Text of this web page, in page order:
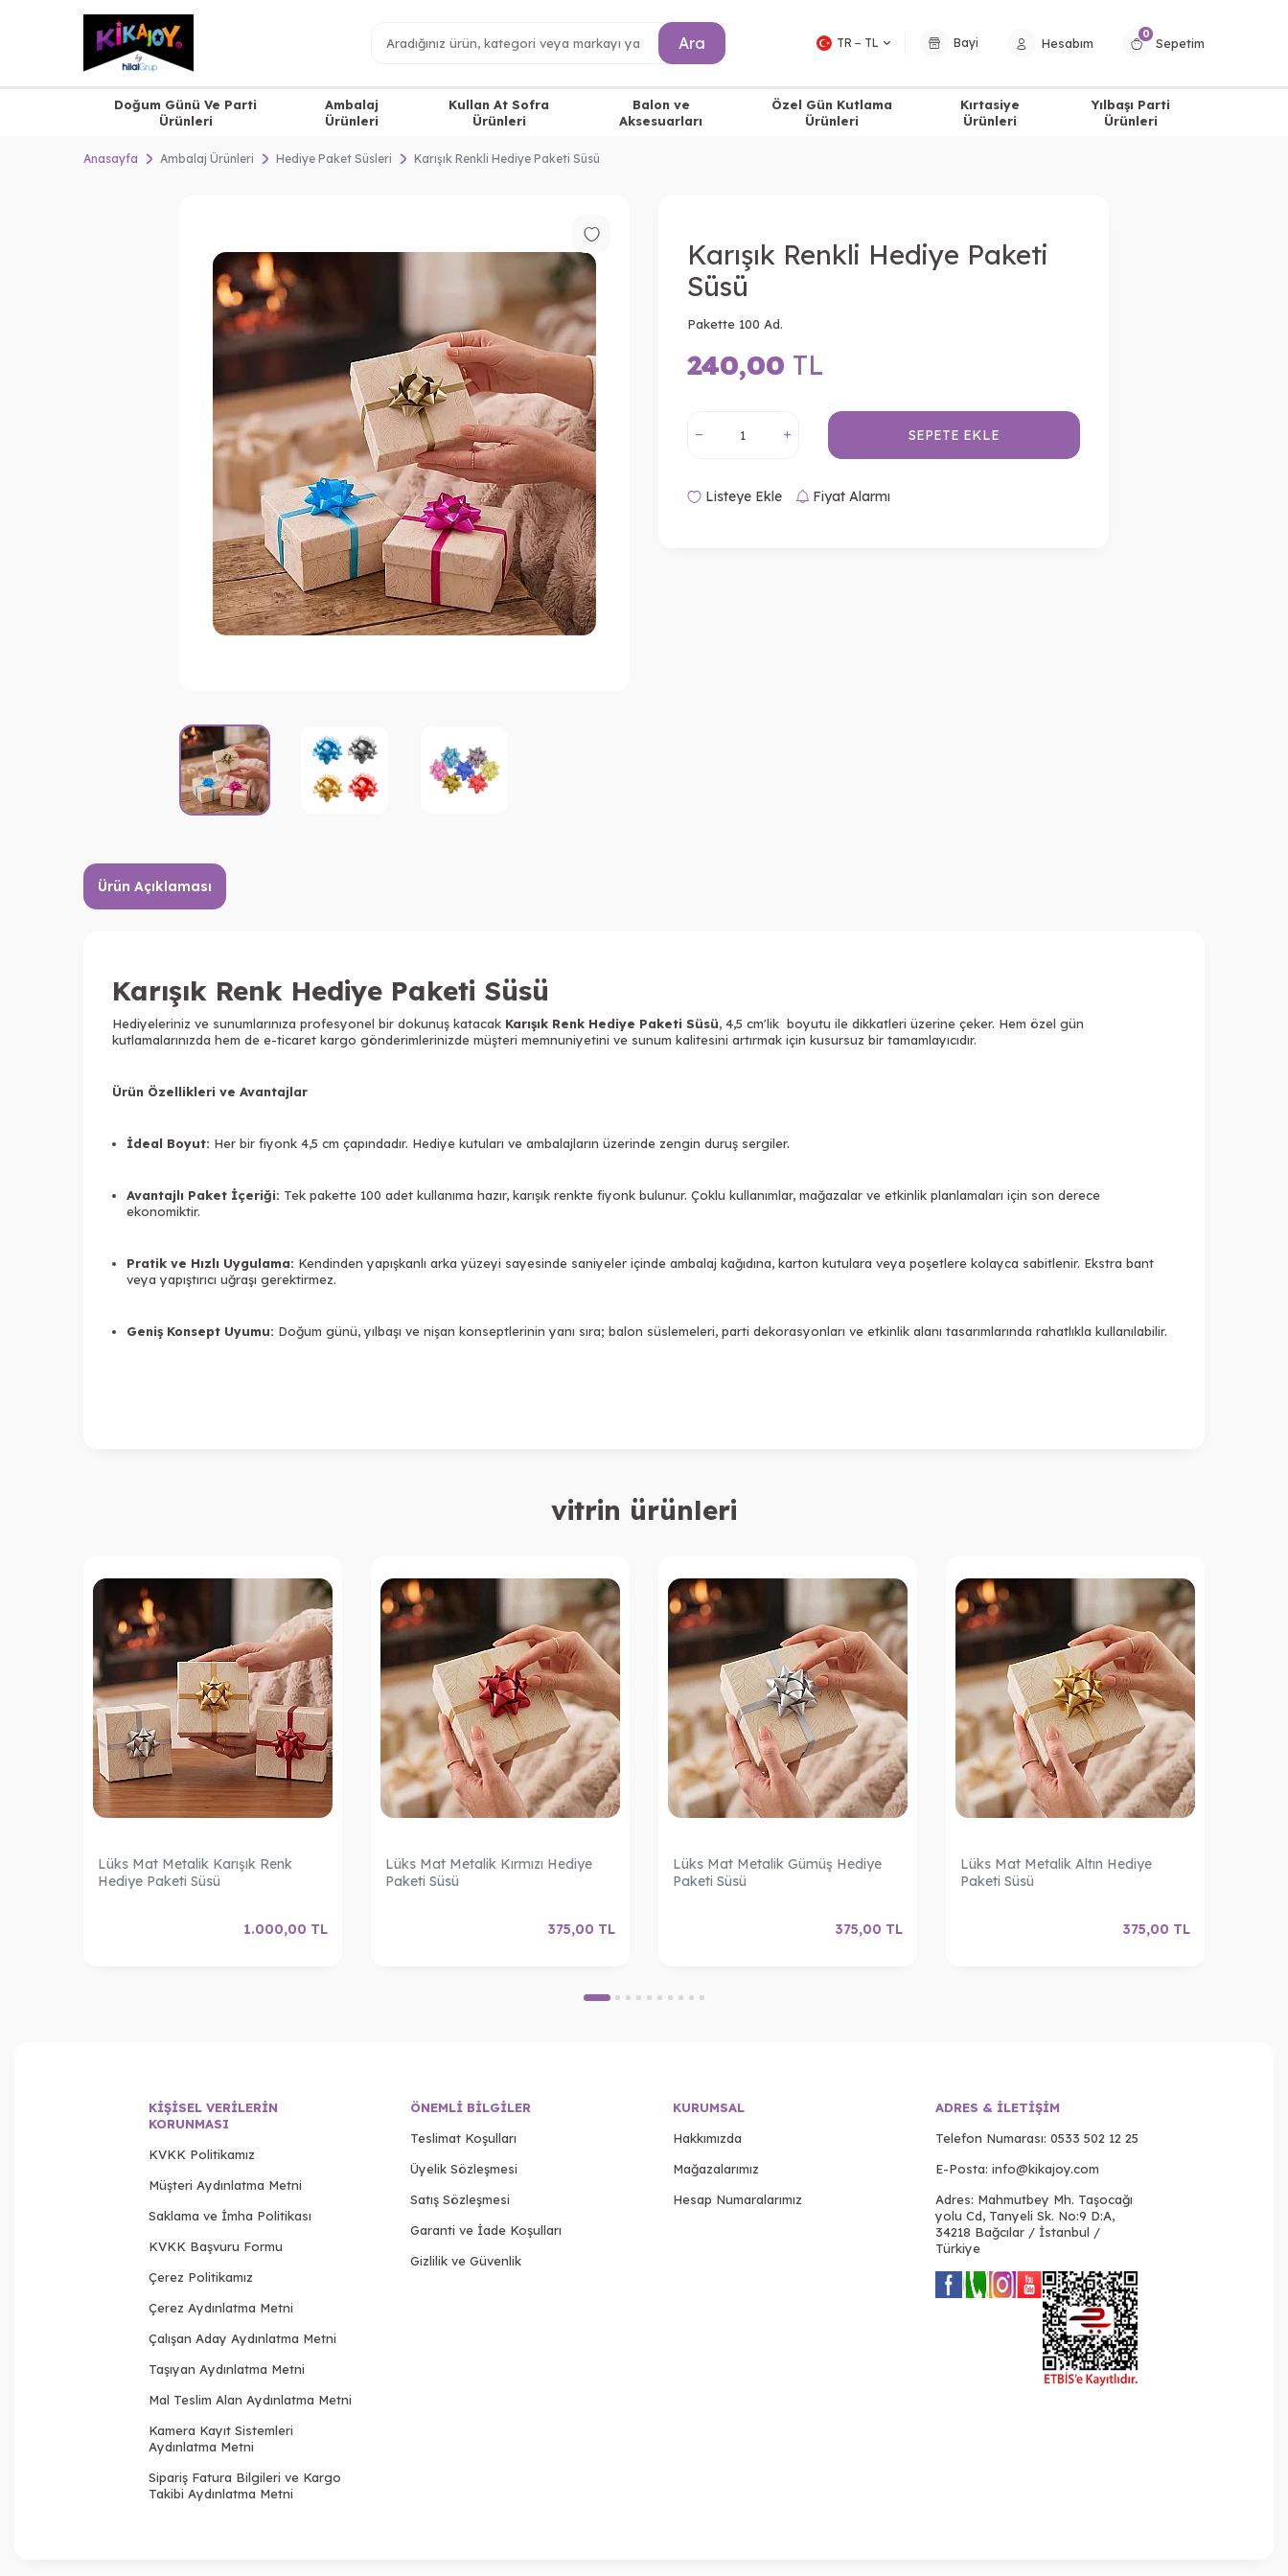
Ara TR − TL Bayi Hesabım
0
Sepetim
Doğum Günü Ve Parti
Ürünleri
Ambalaj
Ürünleri
Kullan At Sofra
Ürünleri
Balon ve
Aksesuarları
Özel Gün Kutlama
Ürünleri
Kırtasiye
Ürünleri
Yılbaşı Parti
Ürünleri
Anasayfa Ambalaj Ürünleri Hediye Paket Süsleri Karışık Renkli Hediye Paketi Süsü
Karışık Renkli Hediye Paketi
Süsü
Pakette 100 Ad.
240,00 TL
SEPETE EKLE
Listeye Ekle Fiyat Alarmı
Ürün Açıklaması
Karışık Renk Hediye Paketi Süsü
Hediyeleriniz ve sunumlarınıza profesyonel bir dokunuş katacak Karışık Renk Hediye Paketi Süsü, 4,5 cm'lik boyutu ile dikkatleri üzerine çeker. Hem özel gün
kutlamalarınızda hem de e-ticaret kargo gönderimlerinizde müşteri memnuniyetini ve sunum kalitesini artırmak için kusursuz bir tamamlayıcıdır.
Ürün Özellikleri ve Avantajlar
İdeal Boyut: Her bir fiyonk 4,5 cm çapındadır. Hediye kutuları ve ambalajların üzerinde zengin duruş sergiler.
Avantajlı Paket İçeriği: Tek pakette 100 adet kullanıma hazır, karışık renkte fiyonk bulunur. Çoklu kullanımlar, mağazalar ve etkinlik planlamaları için son derece
ekonomiktir.
Pratik ve Hızlı Uygulama: Kendinden yapışkanlı arka yüzeyi sayesinde saniyeler içinde ambalaj kağıdına, karton kutulara veya poşetlere kolayca sabitlenir. Ekstra bant
veya yapıştırıcı uğraşı gerektirmez.
Geniş Konsept Uyumu: Doğum günü, yılbaşı ve nişan konseptlerinin yanı sıra; balon süslemeleri, parti dekorasyonları ve etkinlik alanı tasarımlarında rahatlıkla kullanılabilir.
vitrin ürünleri
Lüks Mat Metalik Karışık Renk
Hediye Paketi Süsü
1.000,00 TL
Lüks Mat Metalik Kırmızı Hediye
Paketi Süsü
375,00 TL
Lüks Mat Metalik Gümüş Hediye
Paketi Süsü
375,00 TL
Lüks Mat Metalik Altın Hediye
Paketi Süsü
375,00 TL
KIŞISEL VERILERIN
KORUNMASI
KVKK Politikamız
Müşteri Aydınlatma Metni
Saklama ve İmha Politikası
KVKK Başvuru Formu
Çerez Politikamız
Çerez Aydınlatma Metni
Çalışan Aday Aydınlatma Metni
Taşıyan Aydınlatma Metni
Mal Teslim Alan Aydınlatma Metni
Kamera Kayıt Sistemleri
Aydınlatma Metni
Sipariş Fatura Bilgileri ve Kargo
Takibi Aydınlatma Metni
ÖNEMLI BILGILER
Teslimat Koşulları
Üyelik Sözleşmesi
Satış Sözleşmesi
Garanti ve İade Koşulları
Gizlilik ve Güvenlik
KURUMSAL
Hakkımızda
Mağazalarımız
Hesap Numaralarımız
ADRES & İLETIŞIM
Telefon Numarası: 0533 502 12 25
E-Posta: info@kikajoy.com
Adres: Mahmutbey Mh. Taşocağı
yolu Cd, Tanyeli Sk. No:9 D:A,
34218 Bağcılar / İstanbul /
Türkiye